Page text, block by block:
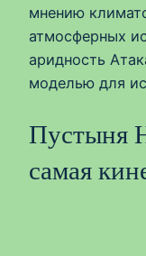
мнению
атмосферных
аридность
моделью для
Пустыня
самая